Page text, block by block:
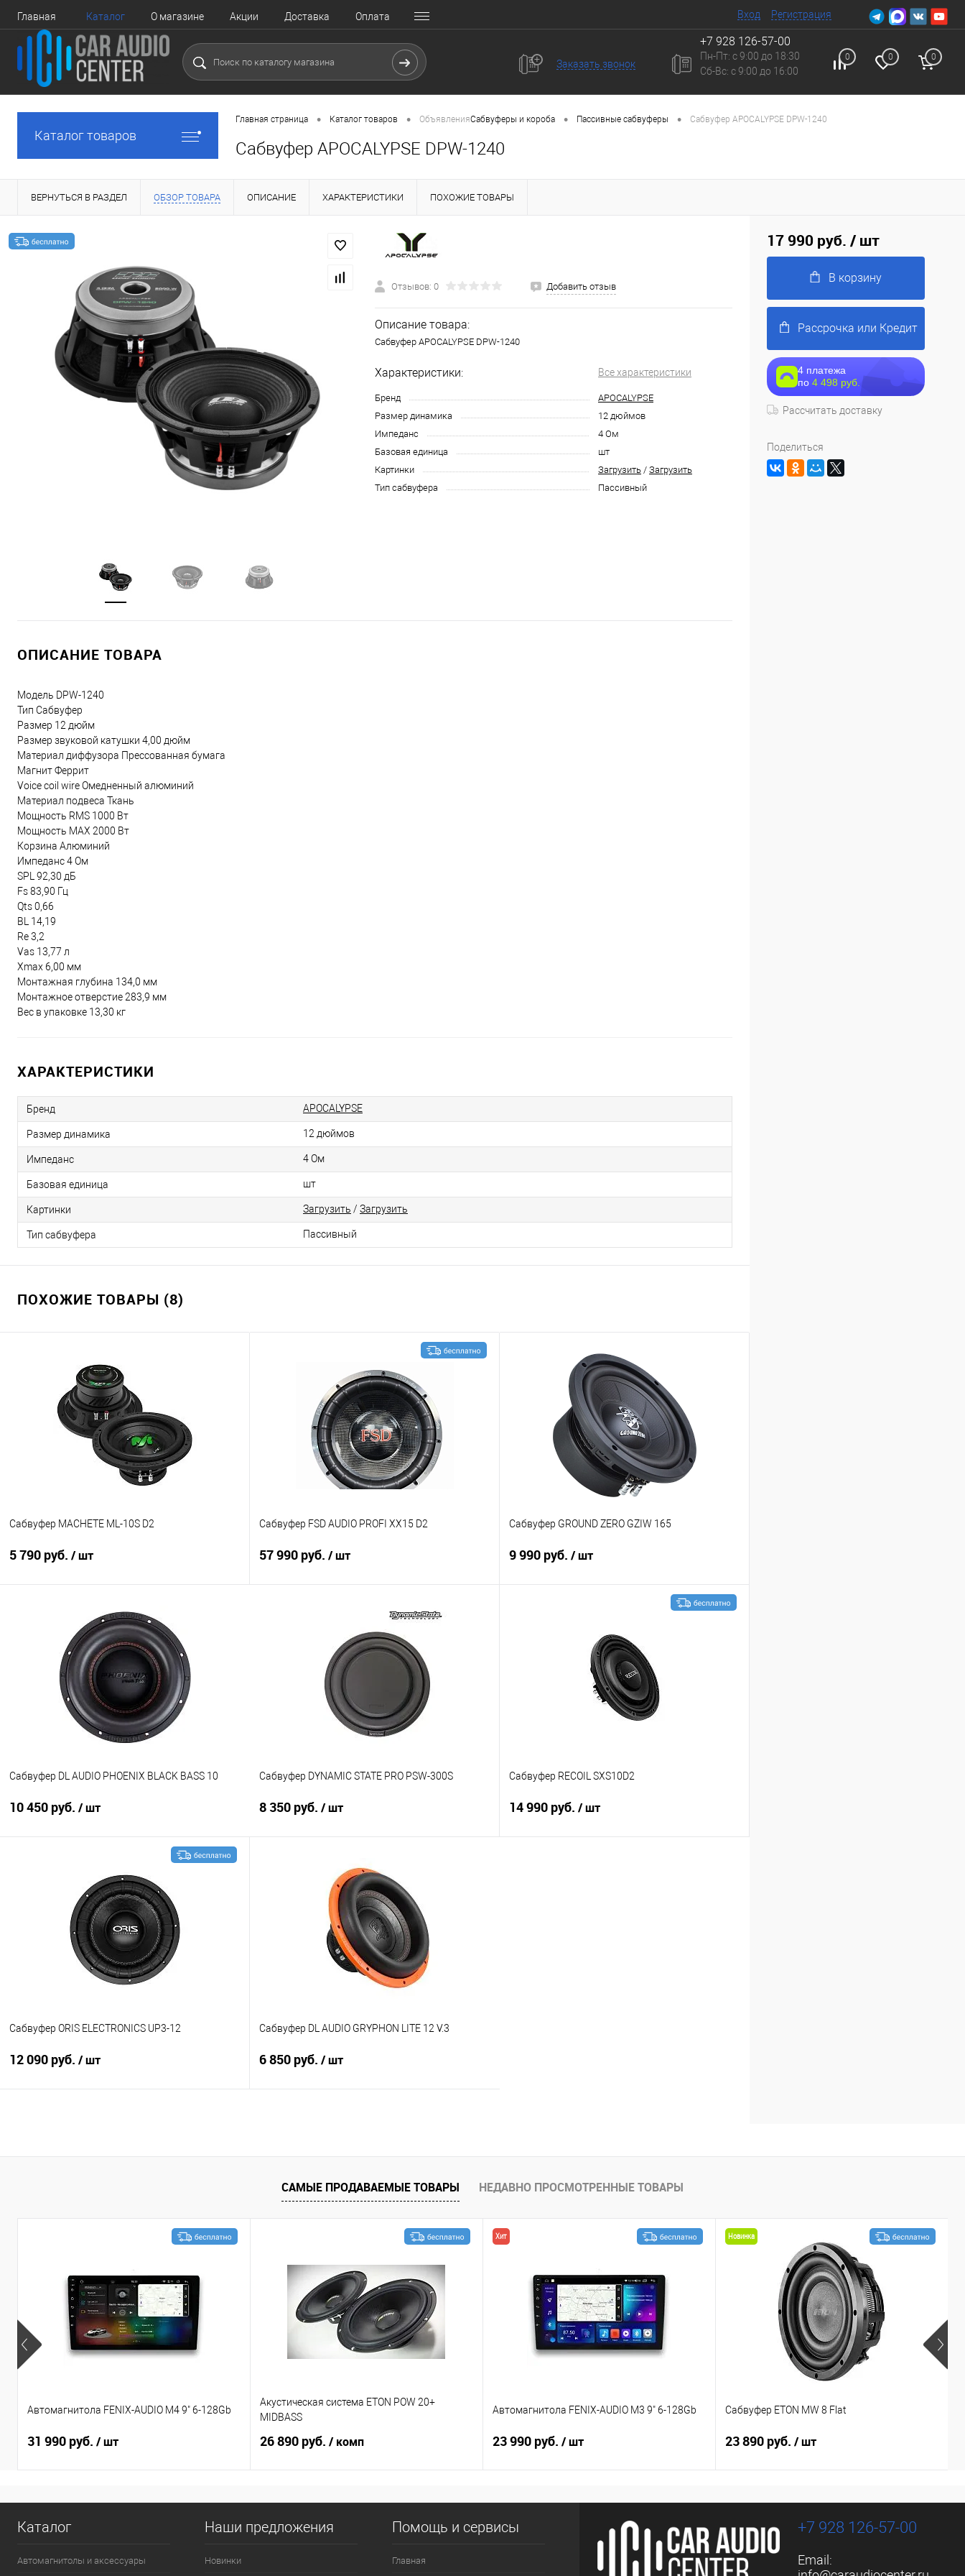
Главная Каталог О магазине Акции Доставка Оплата Вход Регистрация
Заказать звонок
+7 928 126-57-00
Пн-Пт: с 9:00 до 18:30
Сб-Вc: с 9:00 до 16:00
0 0 0
Каталог товаров
Главная страница • Каталог товаров • ОбъявленияСабвуферы и короба • Пассивные сабвуферы • Сабвуфер APOCALYPSE DPW-1240
Сабвуфер APOCALYPSE DPW-1240
ВЕРНУТЬСЯ В РАЗДЕЛ ОБЗОР ТОВАРА ОПИСАНИЕ ХАРАКТЕРИСТИКИ ПОХОЖИЕ ТОВАРЫ
Отзывов: 0 Добавить отзыв
Описание товара:
Сабвуфер APOCALYPSE DPW-1240
Характеристики: Все характеристики
Бренд
APOCALYPSE
Размер динамика
12 дюймов
Импеданс
4 Ом
Базовая единица
шт
Картинки
Загрузить / Загрузить
Тип сабвуфера
Пассивный
ОПИСАНИЕ ТОВАРА
Модель DPW-1240
Тип Сабвуфер
Размер 12 дюйм
Размер звуковой катушки 4,00 дюйм
Материал диффузора Прессованная бумага
Магнит Феррит
Voice coil wire Омедненный алюминий
Материал подвеса Ткань
Мощность RMS 1000 Вт
Мощность MAX 2000 Вт
Корзина Алюминий
Импеданс 4 Ом
SPL 92,30 дБ
Fs 83,90 Гц
Qts 0,66
BL 14,19
Re 3,2
Vas 13,77 л
Xmax 6,00 мм
Монтажная глубина 134,0 мм
Монтажное отверстие 283,9 мм
Вес в упаковке 13,30 кг
ХАРАКТЕРИСТИКИ
Бренд APOCALYPSE
Размер динамика 12 дюймов
Импеданс 4 Ом
Базовая единица шт
Картинки Загрузить / Загрузить
Тип сабвуфера Пассивный
ПОХОЖИЕ ТОВАРЫ (8)
Сабвуфер MACHETE ML-10S D2
5 790 руб. / шт
В корзину
Сравнение В избранное
Сабвуфер FSD AUDIO PROFI XX15 D2
57 990 руб. / шт
В корзину
В избранное
Сабвуфер GROUND ZERO GZIW 165
9 990 руб. / шт
Сабвуфер DL AUDIO PHOENIX BLACK BASS 10
10 450 руб. / шт
В избранное
Сабвуфер DYNAMIC STATE PRO PSW-300S
8 350 руб. / шт
В корзину
В избранное
Сабвуфер RECOIL SXS10D2
14 990 руб. / шт
Сабвуфер ORIS ELECTRONICS UP3-12
12 090 руб. / шт
Сравнение В избранное
Сабвуфер DL AUDIO GRYPHON LITE 12 V.3
6 850 руб. / шт
Сравнение В избранное
17 990 руб. / шт
В корзину
Рассрочка или Кредит
4 платежа
по 4 498 руб.
Рассчитать доставку
Поделиться
САМЫЕ ПРОДАВАЕМЫЕ ТОВАРЫ НЕДАВНО ПРОСМОТРЕННЫЕ ТОВАРЫ
Автомагнитола FENIX-AUDIO M4 9" 6-128Gb
31 990 руб. / шт
Акустическая система ETON POW 20+
MIDBASS
26 890 руб. / комп
Хит
Автомагнитола FENIX-AUDIO M3 9" 6-128Gb
23 990 руб. / шт
Новинка
Сабвуфер ETON MW 8 Flat
23 890 руб. / шт
Каталог
Автомагнитолы и аксессуары
Наши предложения
Новинки
Помощь и сервисы
Главная
+7 928 126-57-00
Email: